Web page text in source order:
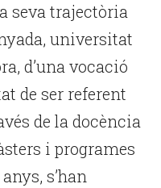
seva trajectòria
universitat
d’una vocació
de ser referent
de la docència
i programes
s’han